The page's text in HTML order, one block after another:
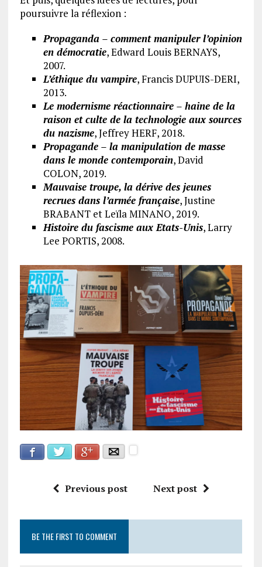
poursuivre la réflexion :
Propaganda – comment manipuler l’opinion
en démocratie, Edward Louis BERNAYS,
2007.
L’éthique du vampire, Francis DUPUIS-DERI,
2013.
Le modernisme réactionnaire – haine de la
raison et culte de la technologie aux sources
du nazisme, Jeffrey HERF, 2018.
Propagande – la manipulation de masse
dans le monde contemporain, David
COLON, 2019.
Mauvaise troupe, la dérive des jeunes
recrues dans l’armée française, Justine
BRABANT et Leïla MINANO, 2019.
Histoire du fascisme aux Etats-Unis, Larry
Lee PORTIS, 2008.
FacebookTwitterGoogle+E-mail
Previous post Next post
BE THE FIRST TO COMMENT